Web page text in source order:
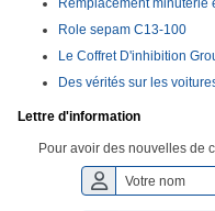
Remplacement minuterie
Role sepam C13-100
Le Coffret D'inhibition
Des vérités sur les
Lettre d'information
Pour avoir des nouvelles de